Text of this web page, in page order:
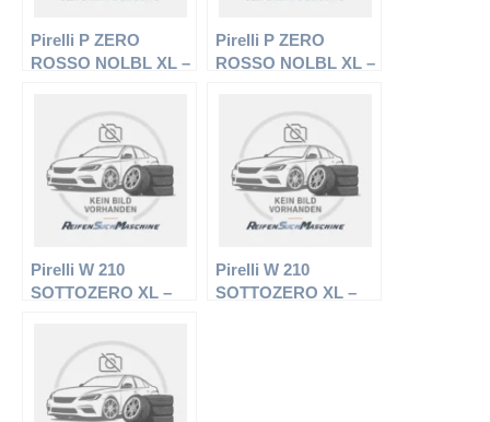
Pirelli P ZERO
ROSSO NOLBL XL –
Sommerreifen
Pirelli P ZERO
ROSSO NOLBL XL –
Sommerreifen
Pirelli W 210
SOTTOZERO XL –
Winterreifen
Pirelli W 210
SOTTOZERO XL –